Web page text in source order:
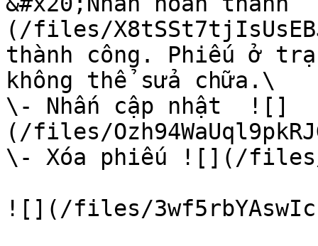
(/files/
thành công. Phiếu ở
không thể sửa chữa.\
\- Nhấn cập nhật  ![]
(/files/
\- Xóa phiếu ![](/files/
![](/files/